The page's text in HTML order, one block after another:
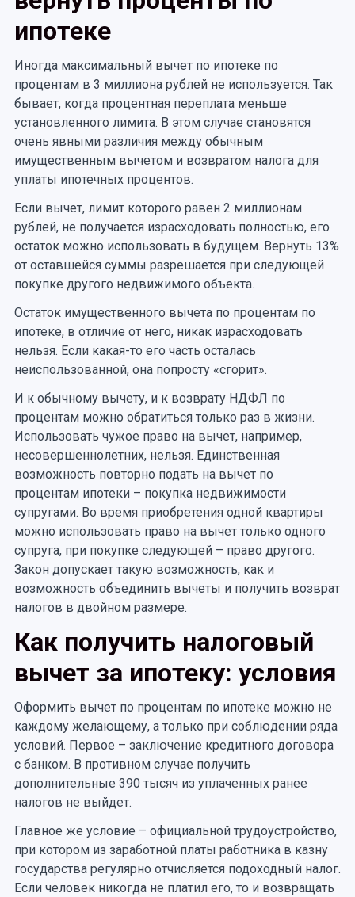
ипотеке
Иногда максимальный вычет по ипотеке по
процентам в 3 миллиона рублей не используется. Так
бывает, когда процентная переплата меньше
установленного лимита. В этом случае становятся
очень явными различия между обычным
имущественным вычетом и возвратом налога для
уплаты ипотечных процентов.
Если вычет, лимит которого равен 2 миллионам
рублей, не получается израсходовать полностью, его
остаток можно использовать в будущем. Вернуть 13%
от оставшейся суммы разрешается при следующей
покупке другого недвижимого объекта.
Остаток имущественного вычета по процентам по
ипотеке, в отличие от него, никак израсходовать
нельзя. Если какая-то его часть осталась
неиспользованной, она попросту «сгорит».
И к обычному вычету, и к возврату НДФЛ по
процентам можно обратиться только раз в жизни.
Использовать чужое право на вычет, например,
несовершеннолетних, нельзя. Единственная
возможность повторно подать на вычет по
процентам ипотеки – покупка недвижимости
супругами. Во время приобретения одной квартиры
можно использовать право на вычет только одного
супруга, при покупке следующей – право другого.
Закон допускает такую возможность, как и
возможность объединить вычеты и получить возврат
налогов в двойном размере.
Как получить налоговый
вычет за ипотеку: условия
Оформить вычет по процентам по ипотеке можно не
каждому желающему, а только при соблюдении ряда
условий. Первое – заключение кредитного договора
с банком. В противном случае получить
дополнительные 390 тысяч из уплаченных ранее
налогов не выйдет.
Главное же условие – официальной трудоустройство,
при котором из заработной платы работника в казну
государства регулярно отчисляется подоходный налог.
Если человек никогда не платил его, то и возвращать